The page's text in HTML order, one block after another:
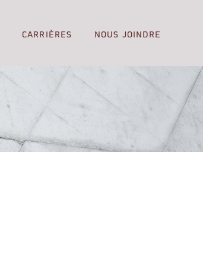
CARRIÈRES NOUS JOINDRE